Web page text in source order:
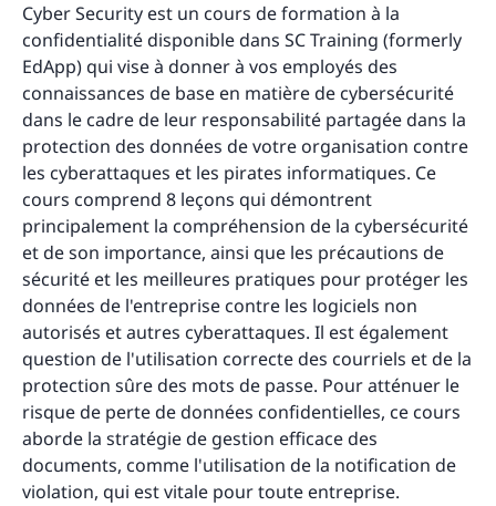
Cyber Security est un cours de formation à la
confidentialité disponible dans SC Training (formerly
EdApp) qui vise à donner à vos employés des
connaissances de base en matière de cybersécurité
dans le cadre de leur responsabilité partagée dans la
protection des données de votre organisation contre
les cyberattaques et les pirates informatiques. Ce
cours comprend 8 leçons qui démontrent
principalement la compréhension de la cybersécurité
et de son importance, ainsi que les précautions de
sécurité et les meilleures pratiques pour protéger les
données de l'entreprise contre les logiciels non
autorisés et autres cyberattaques. Il est également
question de l'utilisation correcte des courriels et de la
protection sûre des mots de passe. Pour atténuer le
risque de perte de données confidentielles, ce cours
aborde la stratégie de gestion efficace des
documents, comme l'utilisation de la notification de
violation, qui est vitale pour toute entreprise.